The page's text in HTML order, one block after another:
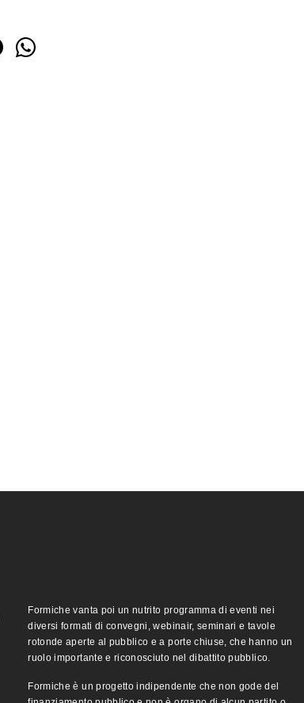
Formiche vanta poi un nutrito programma di eventi nei
diversi formati di convegni, webinair, seminari e tavole
rotonde aperte al pubblico e a porte chiuse, che hanno un
ruolo importante e riconosciuto nel dibattito pubblico.
Formiche è un progetto indipendente che non gode del